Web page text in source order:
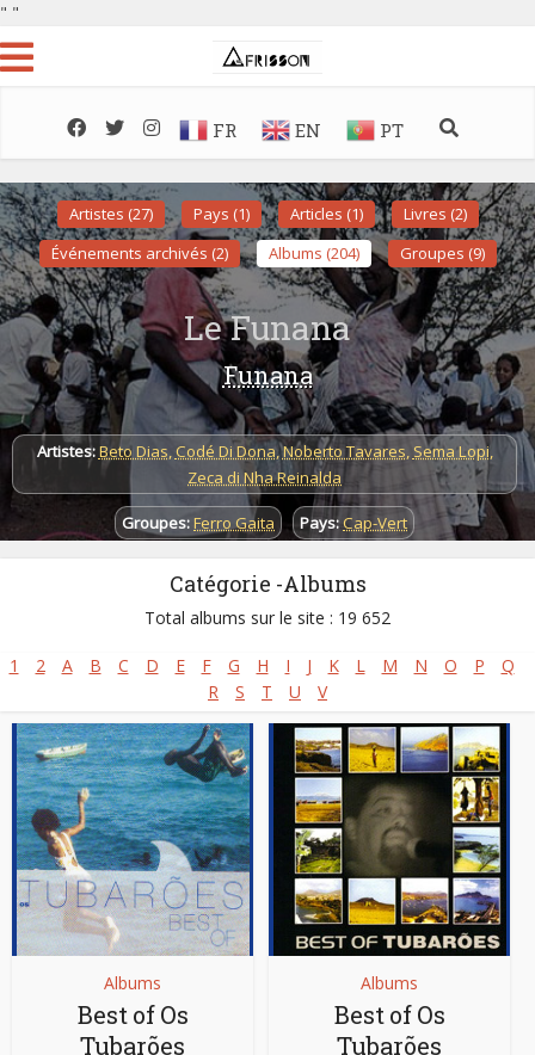
" "
FR EN PT
Artistes (27) Pays (1) Articles (1)
Livres (2)
Événements archivés (2)
Albums (204) Groupes (9)
Le Funana
Funana
Artistes:Beto Dias,Codé Di Dona,Noberto Tavares, Sema Lopi,
Zeca di Nha Reinalda
Groupes:Ferro Gaita Pays:Cap-Vert
Catégorie -Albums
Total albums sur le site : 19 652
1 2 A B C D E F G H I J K L M N O P
Q
R
S T U V
Albums
Best of Os
Tubarões
Albums
Best of Os
Tubarões